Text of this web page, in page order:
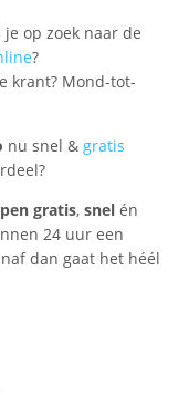
je op zoek naar de
?
krant? Mond-tot-
nu snel & gratis
gratis, snel én
24 uur een
dan gaat het héél